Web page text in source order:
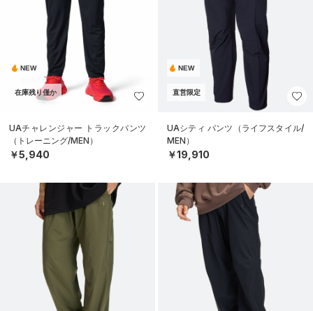
NEW
在庫残り僅か
UAチャレンジャー トラックパンツ
（トレーニング/MEN）
￥5,940
NEW
直営限定
UAシティ パンツ（ライフスタイル/
MEN）
￥19,910